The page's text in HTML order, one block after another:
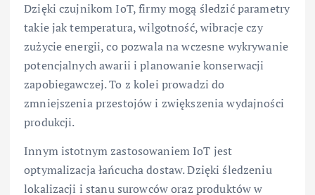
Dzięki czujnikom IoT, firmy mogą śledzić parametry
takie jak temperatura, wilgotność, wibracje czy
zużycie energii, co pozwala na wczesne wykrywanie
potencjalnych awarii i planowanie konserwacji
zapobiegawczej. To z kolei prowadzi do
zmniejszenia przestojów i zwiększenia wydajności
produkcji.
Innym istotnym zastosowaniem IoT jest
optymalizacja łańcucha dostaw. Dzięki śledzeniu
lokalizacji i stanu surowców oraz produktów w